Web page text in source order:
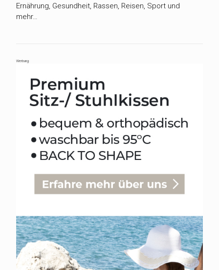
Ernährung, Gesundheit, Rassen, Reisen, Sport und
mehr…
Werbung